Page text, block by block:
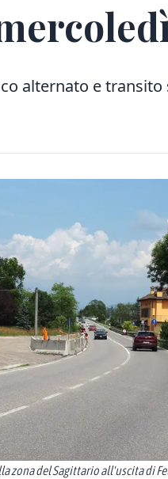
alternato e transito
zona del Sagittario all'uscita di